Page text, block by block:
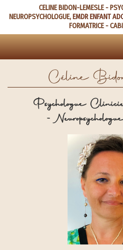
contenu
CELINE BIDON-LEMESLE -
NEUROPSYCHOLOGUE,EMDR ENFANT
FORMATRICE -
Céline
Psychologue
-